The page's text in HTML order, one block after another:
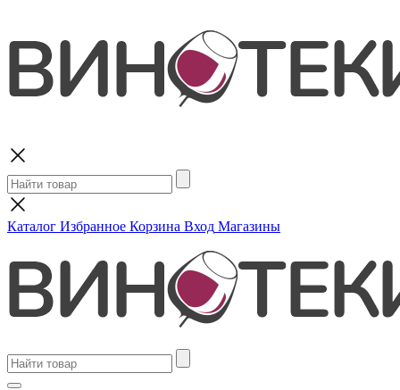
Каталог Избранное Корзина Вход Магазины